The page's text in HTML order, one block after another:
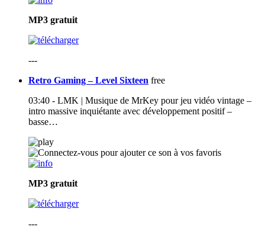
MP3 gratuit
---
Retro Gaming – Level Sixteen free
03:40 - LMK | Musique de MrKey pour jeu vidéo vintage –
intro massive inquiétante avec développement positif –
basse…
MP3 gratuit
---